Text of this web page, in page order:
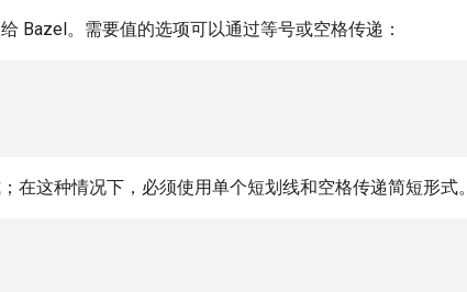
Bazel。需要值的选项可以通过等号或空格传递：
在这种情况下，必须使用单个短划线和空格传递简短形式。